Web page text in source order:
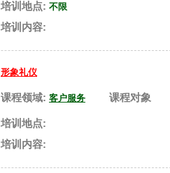
培训地点: 不限
培训内容:
形象礼仪
课程领域: 客户服务 课程对象
培训地点:
培训内容: